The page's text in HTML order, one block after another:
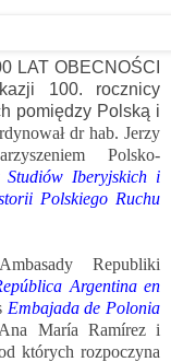
LAT OBECNOŚCI
100. rocznicy
pomiędzy Polską i
dr hab. Jerzy
Polsko-
Studiów Iberyjskich i
Polskiego Ruchu
Republiki
Argentina en
Embajada de Polonia
María Ramírez i
których rozpoczyna